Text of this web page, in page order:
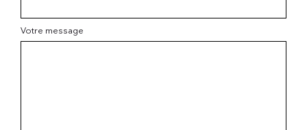
Votre message